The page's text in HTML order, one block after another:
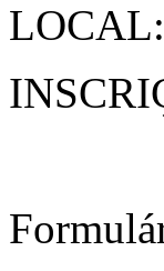
LOCAL: